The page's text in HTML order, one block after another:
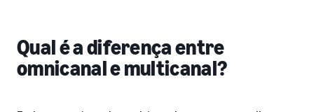
Qual é a diferença entre
omnicanal e multicanal?